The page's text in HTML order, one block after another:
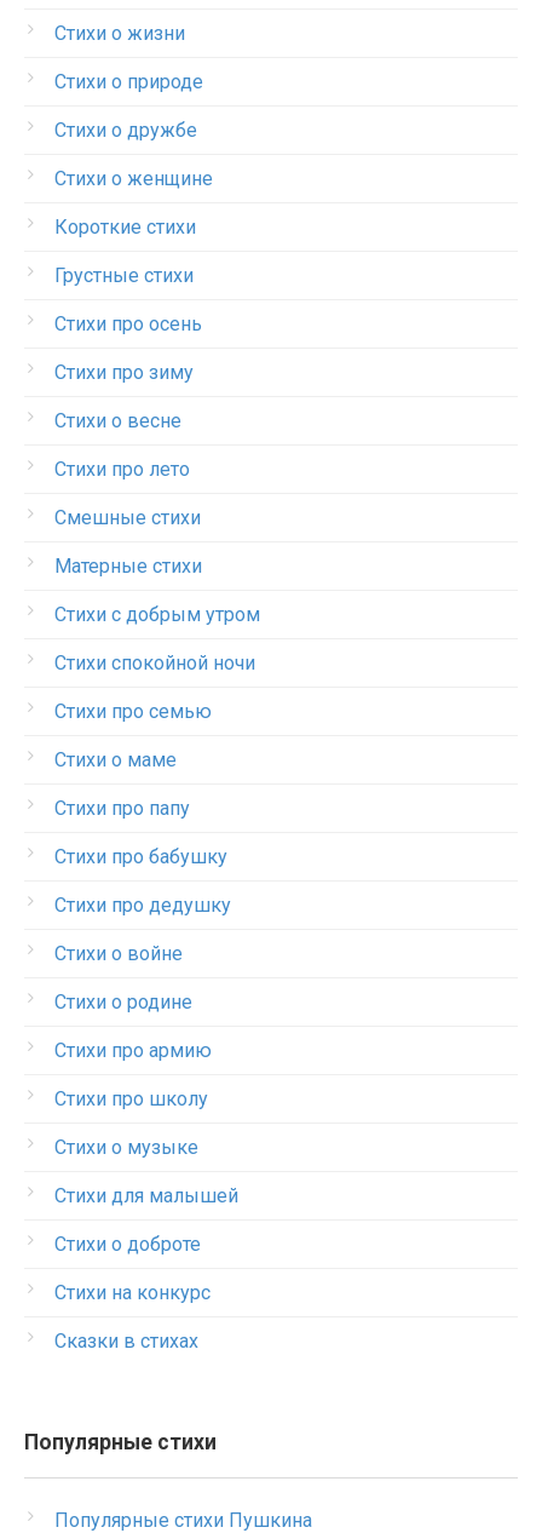
Стихи о жизни
Стихи о природе
Стихи о дружбе
Стихи о женщине
Короткие стихи
Грустные стихи
Стихи про осень
Стихи про зиму
Стихи о весне
Стихи про лето
Смешные стихи
Матерные стихи
Стихи с добрым утром
Стихи спокойной ночи
Стихи про семью
Стихи о маме
Стихи про папу
Стихи про бабушку
Стихи про дедушку
Стихи о войне
Стихи о родине
Стихи про армию
Стихи про школу
Стихи о музыке
Стихи для малышей
Стихи о доброте
Стихи на конкурс
Сказки в стихах
Популярные стихи
Популярные стихи Пушкина